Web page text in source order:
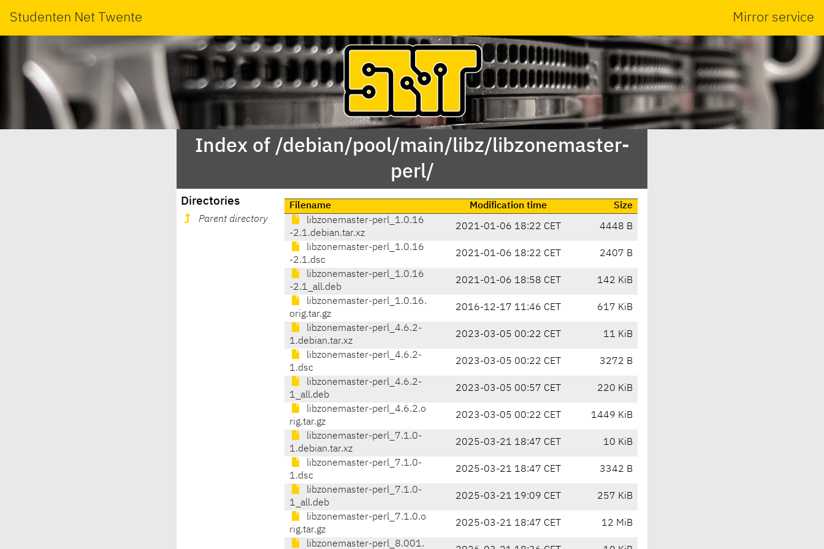
Studenten Net Twente Mirror service
Index of /debian/pool/main/libz/libzonemaster-
perl/
Directories
Parent directory
Filename Modification time
Size
libzonemaster-perl_1.0.16
-2.1.debian.tar.xz
2021-01-06 18:22 CET 4448 B
libzonemaster-perl_1.0.16
-2.1.dsc
2021-01-06 18:22 CET 2407 B
libzonemaster-perl_1.0.16
-2.1_all.deb
2021-01-06 18:58 CET 142 KiB
libzonemaster-perl_1.0.16.
orig.tar.gz
2016-12-17 11:46 CET 617 KiB
libzonemaster-perl_4.6.2-
1.debian.tar.xz
2023-03-05 00:22 CET 11 KiB
libzonemaster-perl_4.6.2-
1.dsc
2023-03-05 00:22 CET 3272 B
libzonemaster-perl_4.6.2-
1_all.deb
2023-03-05 00:57 CET 220 KiB
libzonemaster-perl_4.6.2.o
rig.tar.gz
2023-03-05 00:22 CET 1449 KiB
libzonemaster-perl_7.1.0-
1.debian.tar.xz
2025-03-21 18:47 CET 10 KiB
libzonemaster-perl_7.1.0-
1.dsc
2025-03-21 18:47 CET 3342 B
libzonemaster-perl_7.1.0-
1_all.deb
2025-03-21 19:09 CET 257 KiB
libzonemaster-perl_7.1.0.o
rig.tar.gz
2025-03-21 18:47 CET 12 MiB
libzonemaster-perl_8.001.